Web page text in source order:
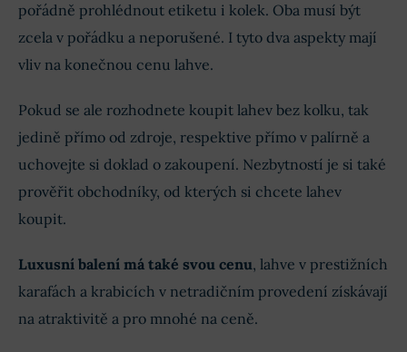
pořádně prohlédnout etiketu i kolek. Oba musí být
zcela v pořádku a neporušené. I tyto dva aspekty mají
vliv na konečnou cenu lahve.
Pokud se ale rozhodnete koupit lahev bez kolku, tak
jedině přímo od zdroje, respektive přímo v palírně a
uchovejte si doklad o zakoupení. Nezbytností je si také
prověřit obchodníky, od kterých si chcete lahev
koupit.
Luxusní balení má také svou cenu, lahve v prestižních
karafách a krabicích v netradičním provedení získávají
na atraktivitě a pro mnohé na ceně.